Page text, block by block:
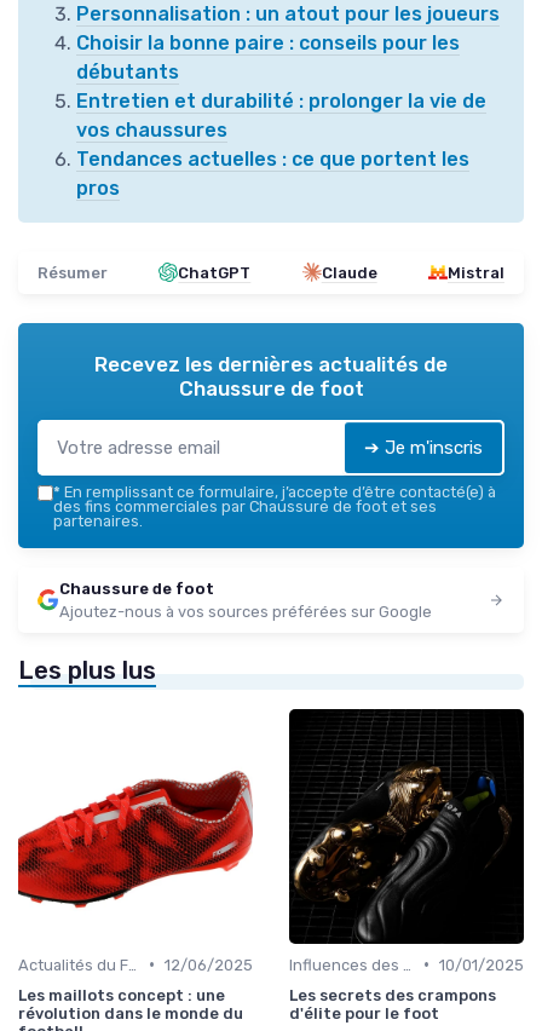
Personnalisation : un atout pour les joueurs
Choisir la bonne paire : conseils pour les
débutants
Entretien et durabilité : prolonger la vie de
vos chaussures
Tendances actuelles : ce que portent les
pros
Résumer ChatGPT Claude Mistral
Recevez les dernières actualités de
Chaussure de foot
➔ Je m'inscris
* En remplissant ce formulaire, j’accepte d’être contacté(e) à
des fins commerciales par Chaussure de foot et ses
partenaires.
Chaussure de foot
Ajoutez-nous à vos sources préférées sur Google
Les plus lus
• 12/06/2025
Les maillots concept : une
révolution dans le monde du
• 10/01/2025
Les secrets des crampons
d'élite pour le foot